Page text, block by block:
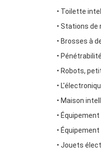
• Toilette
• Stations
• Brosses à
•
• Robots,
•
• Maison
•
•
• Jouets